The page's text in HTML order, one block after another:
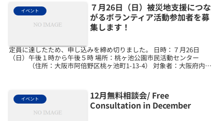
イベント
７月26日（日）被災地支援につな
がるボランティア活動参加者を募
集します！
定員に達したため、申し込みを締め切りました。 日時：７月26日
（日）午後１時から午後５時 場所：桃ヶ池公園市民活動センター
（住所：大阪市阿倍野区桃ヶ池町1-13-4） 対象者：大阪府内在
イベント
12月無料相談会/ Free
Consultation in December